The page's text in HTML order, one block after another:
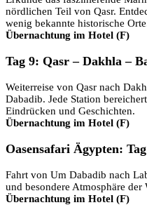
nördlichen Teil von Qasr.
wenig bekannte historische
Übernachtung im Hotel (F)
Tag 9: Qasr – Dakhla –
Weiterreise von Qasr nach
Dabadib. Jede Station
Eindrücken und Geschichten.
Übernachtung im Hotel (F)
Oasensafari Ägypten:
Fahrt von Um Dabadib nach
und besondere Atmosphäre der
Übernachtung im Hotel (F)